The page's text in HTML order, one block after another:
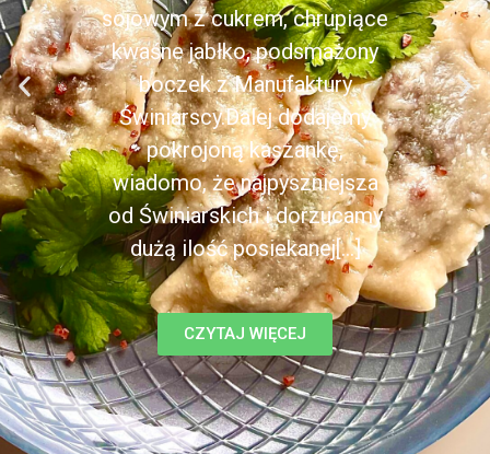
sojowym z cukrem, chrupiące
kwaśne jabłko, podsmażony
boczek z Manufaktury
Świniarscy.Dalej dodajemy
pokrojoną kaszankę,
wiadomo, że najpyszniejsza
od Świniarskich i dorzucamy
dużą ilość posiekanej[...]
CZYTAJ WIĘCEJ